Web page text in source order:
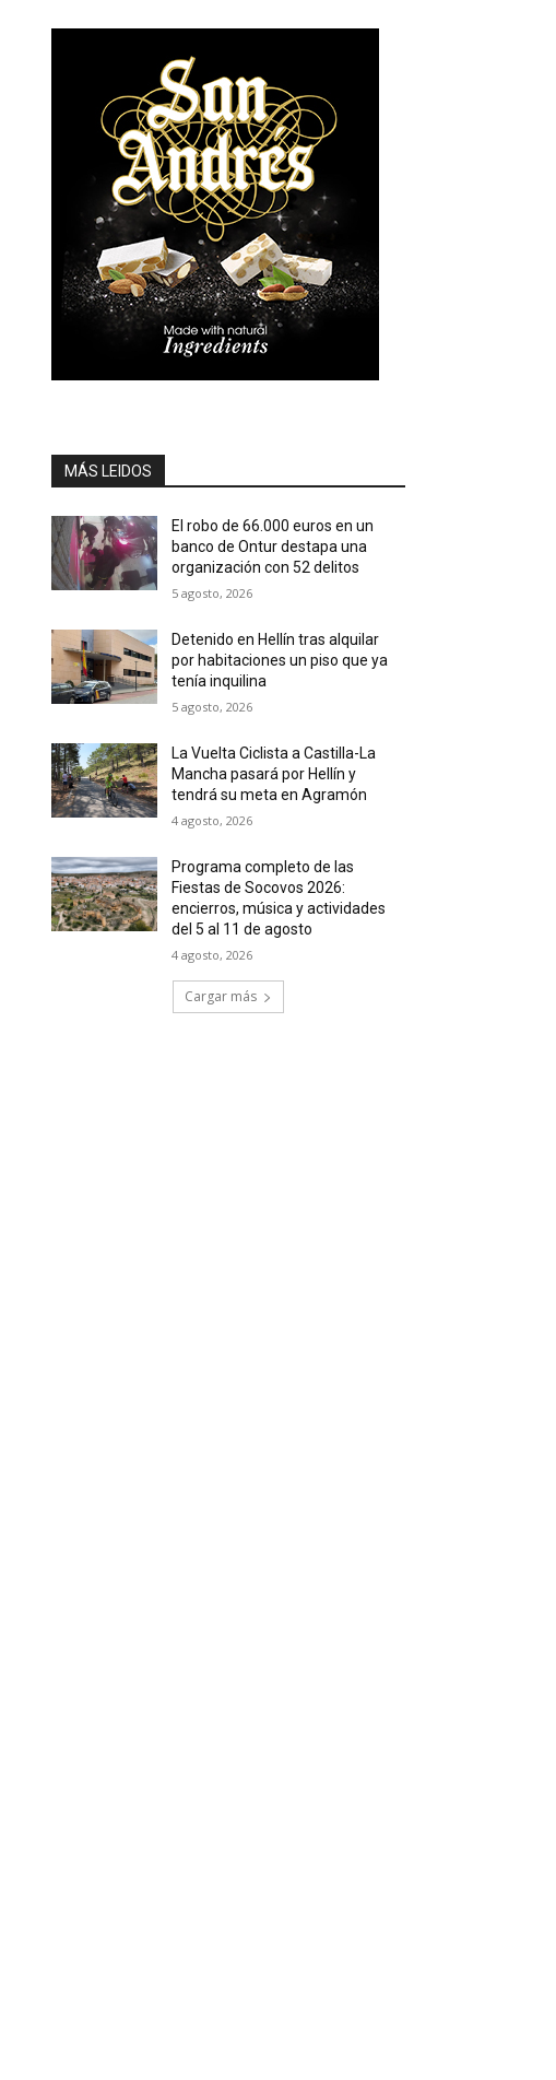
MÁS LEIDOS
El robo de 66.000 euros en un
banco de Ontur destapa una
organización con 52 delitos
5 agosto, 2026
Detenido en Hellín tras alquilar
por habitaciones un piso que ya
tenía inquilina
5 agosto, 2026
La Vuelta Ciclista a Castilla-La
Mancha pasará por Hellín y
tendrá su meta en Agramón
4 agosto, 2026
Programa completo de las
Fiestas de Socovos 2026:
encierros, música y actividades
del 5 al 11 de agosto
4 agosto, 2026
Cargar más